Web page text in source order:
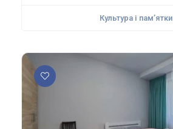
Культура і пам’ятки